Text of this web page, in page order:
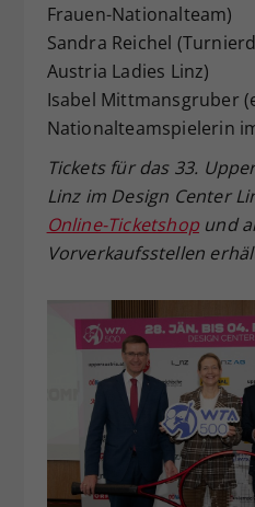
Frauen-Nationalteam)
Sandra Reichel
Austria Ladies Linz)
Isabel Mittmansgruber
Nationalteamspielerin
Tickets für das 33.
Linz im Design Center
Online-Ticketshopund
Vorverkaufsstellen